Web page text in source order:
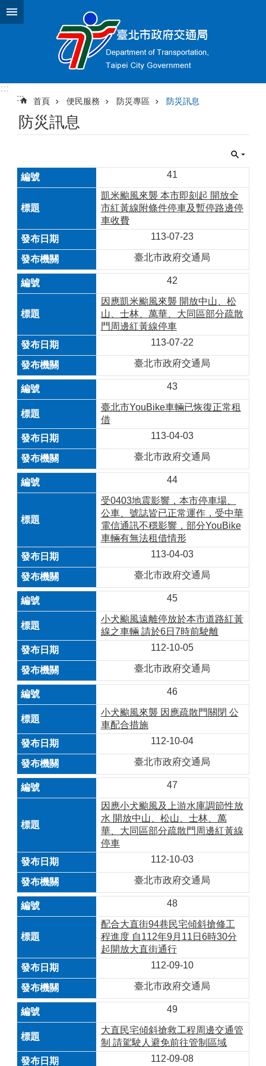
跳到主要內容區塊
:::
:::
首頁 便民服務 防災專區 防災訊息
防災訊息
41
凱米颱風來襲 本市即刻起 開放全
市紅黃線附條件停車及暫停路邊停
車收費
113-07-23
臺北市政府交通局
42
因應凱米颱風來襲 開放中山、松
山、士林、萬華、大同區部分疏散
門周邊紅黃線停車
113-07-22
臺北市政府交通局
43
臺北市YouBike車輛已恢復正常租
借
113-04-03
臺北市政府交通局
44
受0403地震影響，本市停車場、
公車、號誌皆已正常運作，受中華
電信通訊不穩影響，部分YouBike
車輛有無法租借情形
113-04-03
臺北市政府交通局
45
小犬颱風遠離停放於本市道路紅黃
線之車輛 請於6日7時前駛離
112-10-05
臺北市政府交通局
46
小犬颱風來襲 因應疏散門關閉 公
車配合措施
112-10-04
臺北市政府交通局
47
因應小犬颱風及上游水庫調節性放
水 開放中山、松山、士林、萬
華、大同區部分疏散門周邊紅黃線
停車
112-10-03
臺北市政府交通局
48
配合大直街94巷民宅傾斜搶修工
程進度 自112年9月11日6時30分
起開放大直街通行
112-09-10
臺北市政府交通局
49
大直民宅傾斜搶救工程周邊交通管
制 請駕駛人避免前往管制區域
112-09-08